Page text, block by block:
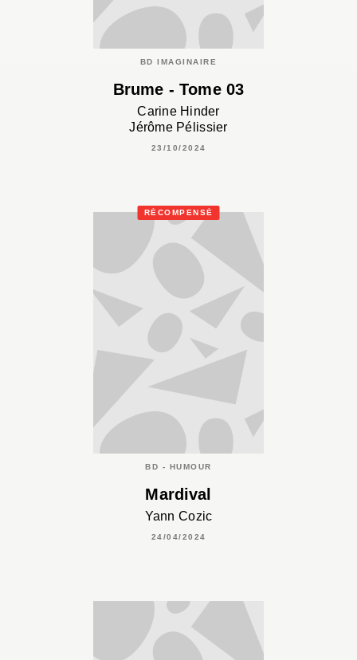
BD IMAGINAIRE
Brume - Tome 03
Carine Hinder
Jérôme Pélissier
23/10/2024
RÉCOMPENSÉ
BD - HUMOUR
Mardival
Yann Cozic
24/04/2024